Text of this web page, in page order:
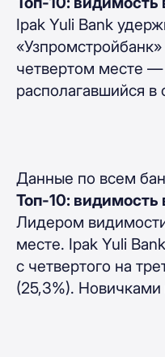
Ipak Yuli Bank
«Узпромстройбанк»
четвертом месте
располагавшийся
Данные по всем
Топ-10: видимость
Лидером
месте. Ipak Yuli
с четвертого на
(25,3%). Новичками